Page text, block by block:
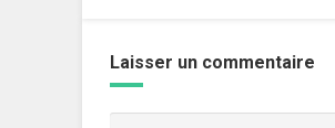
Laisser un commentaire